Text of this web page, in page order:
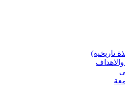
تاريخية)
والاهداف